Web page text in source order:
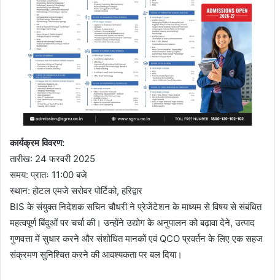
कार्यक्रम विवरण:
तारीख: 24 फरवरी 2025
समय: प्रातः 11:00 बजे
स्थान: होटल एमजे सरोवर पोर्टिको, हरिद्वार
BIS के संयुक्त निदेशक सचिन चौधरी ने प्रेजेंटेशन के माध्यम से विषय से संबंधित
महत्वपूर्ण बिंदुओं पर चर्चा की। उन्होंने उद्योग के अनुपालन को बढ़ावा देने, उत्पाद
गुणवत्ता में सुधार करने और संशोधित मानकों एवं QCO प्रवर्तन के लिए एक सहज
संक्रमण सुनिश्चित करने की आवश्यकता पर बल दिया।